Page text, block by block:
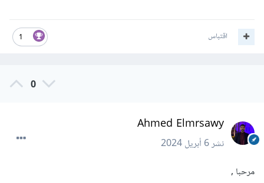
1 اقتباس
0
Ahmed Elmrsawy
نشر6 أبريل 2024
مرحبا ,